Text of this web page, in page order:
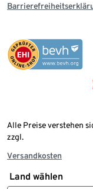
Alle Preise verstehen
zzgl.
Versandkosten
Land wählen